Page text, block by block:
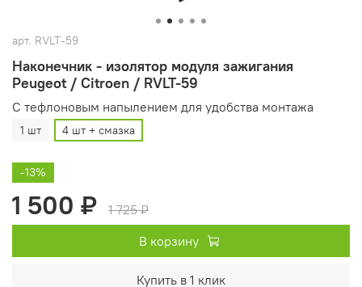
арт. RVLT-59
Наконечник - изолятор модуля зажигания
Peugeot / Citroen / RVLT-59
С тефлоновым напылением для удобства монтажа
1 шт 4 шт + смазка
-13%
1 500 ₽
1 725 ₽
В корзину
Купить в 1 клик